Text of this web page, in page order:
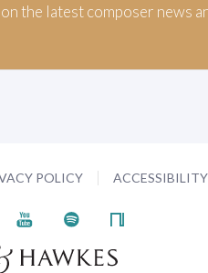
the latest composer news
POLICY